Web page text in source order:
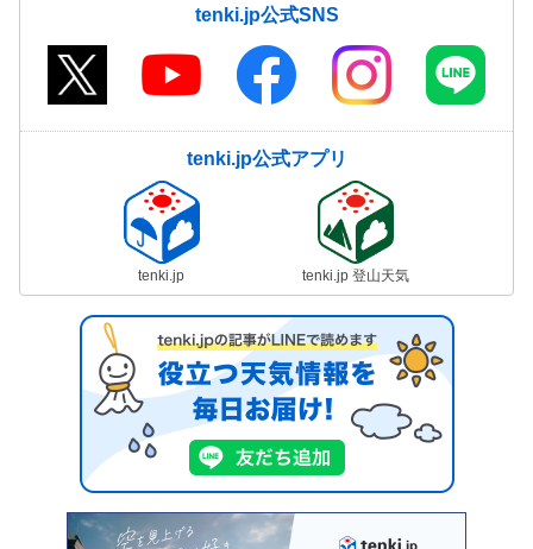
tenki.jp公式SNS
tenki.jp公式アプリ
tenki.jp tenki.jp 登山天気